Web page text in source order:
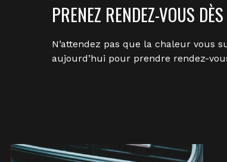
PRENEZ RENDEZ-VOUS
N’attendez pas que la chaleur vous
aujourd’hui pour prendre rendez-